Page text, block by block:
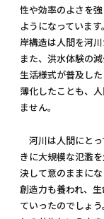
性や効率のよさを
ようになっていま
岸構造は人間を河
また、洪水体験の
生活様式が普及し
薄化したことも、
ません。
河川は人間にとっ
きに大規模な氾濫
決して意のままに
創造力も養われ、
ていったのでしょ